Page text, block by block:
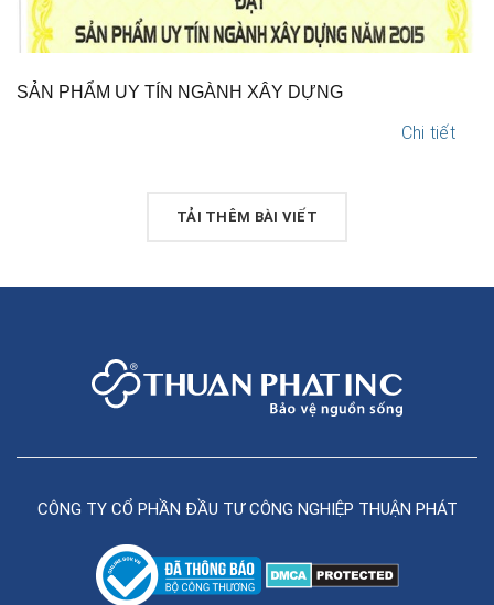
SẢN PHẨM UY TÍN NGÀNH XÂY DỰNG
Chi tiết
TẢI THÊM BÀI VIẾT
CÔNG TY CỔ PHẦN ĐẦU TƯ CÔNG NGHIỆP THUẬN PHÁT